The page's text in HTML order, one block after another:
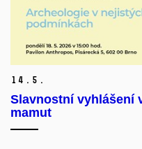
14. 5.
Slavnostní vyhlášení
mamut